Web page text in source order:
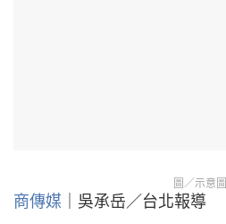
圖／示意圖
商傳媒 ｜吳承岳／台北報導